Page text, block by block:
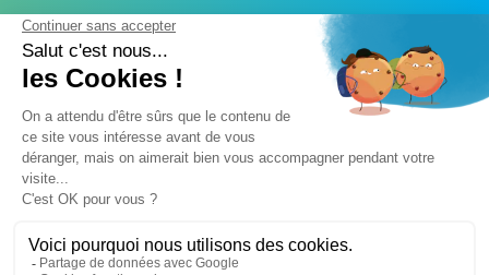
ACTUALITÉS
Mentions légales
Conditions générales de ventes